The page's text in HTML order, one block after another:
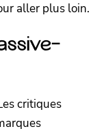
aller plus loin.
critiques